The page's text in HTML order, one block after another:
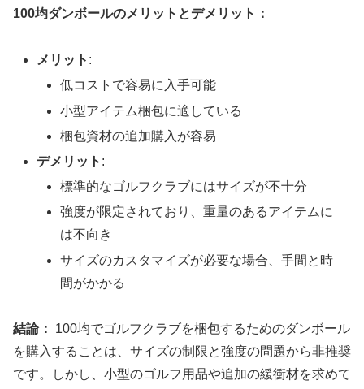
100均ダンボールのメリットとデメリット：
メリット :
低コストで容易に入手可能
小型アイテム梱包に適している
梱包資材の追加購入が容易
デメリット :
標準的なゴルフクラブにはサイズが不十分
強度が限定されており、重量のあるアイテムに
は不向き
サイズのカスタマイズが必要な場合、手間と時
間がかかる
結論：
100均でゴルフクラブを梱包するためのダンボール
を購入することは、サイズの制限と強度の問題から非推奨
です。しかし、小型のゴルフ用品や追加の緩衝材を求めて